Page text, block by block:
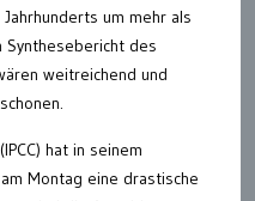
um mehr als
Synthesebericht des
weitreichend und
hat in seinem
Montag eine drastische